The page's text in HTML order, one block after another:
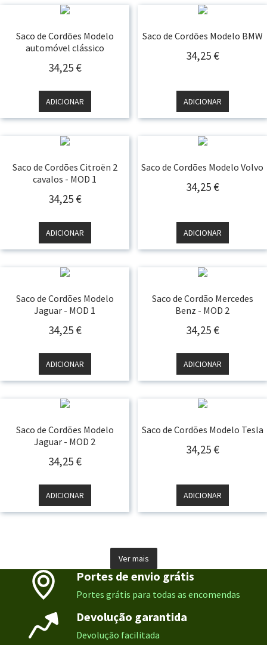
Saco de Cordões Modelo
automóvel clássico
34,25 €
ADICIONAR
Saco de Cordões Modelo BMW
34,25 €
ADICIONAR
Saco de Cordões Citroën 2
cavalos - MOD 1
34,25 €
ADICIONAR
Saco de Cordões Modelo Volvo
34,25 €
ADICIONAR
Saco de Cordões Modelo
Jaguar - MOD 1
34,25 €
ADICIONAR
Saco de Cordão Mercedes
Benz - MOD 2
34,25 €
ADICIONAR
Saco de Cordões Modelo
Jaguar - MOD 2
34,25 €
ADICIONAR
Saco de Cordões Modelo Tesla
34,25 €
ADICIONAR
Ver mais
Portes de envio grátis
Portes grátis para todas as encomendas
Devolução garantida
Devolução facilitada